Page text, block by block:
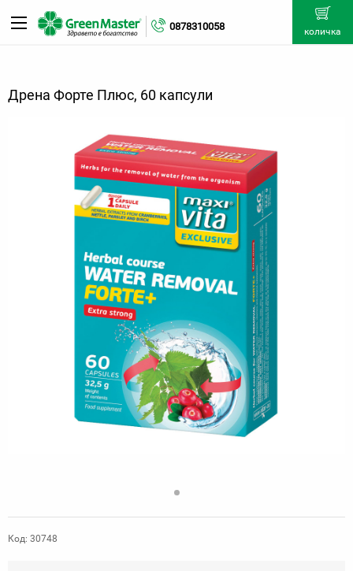
0878310058 количка
Дрена Форте Плюс, 60 капсули
Код: 30748